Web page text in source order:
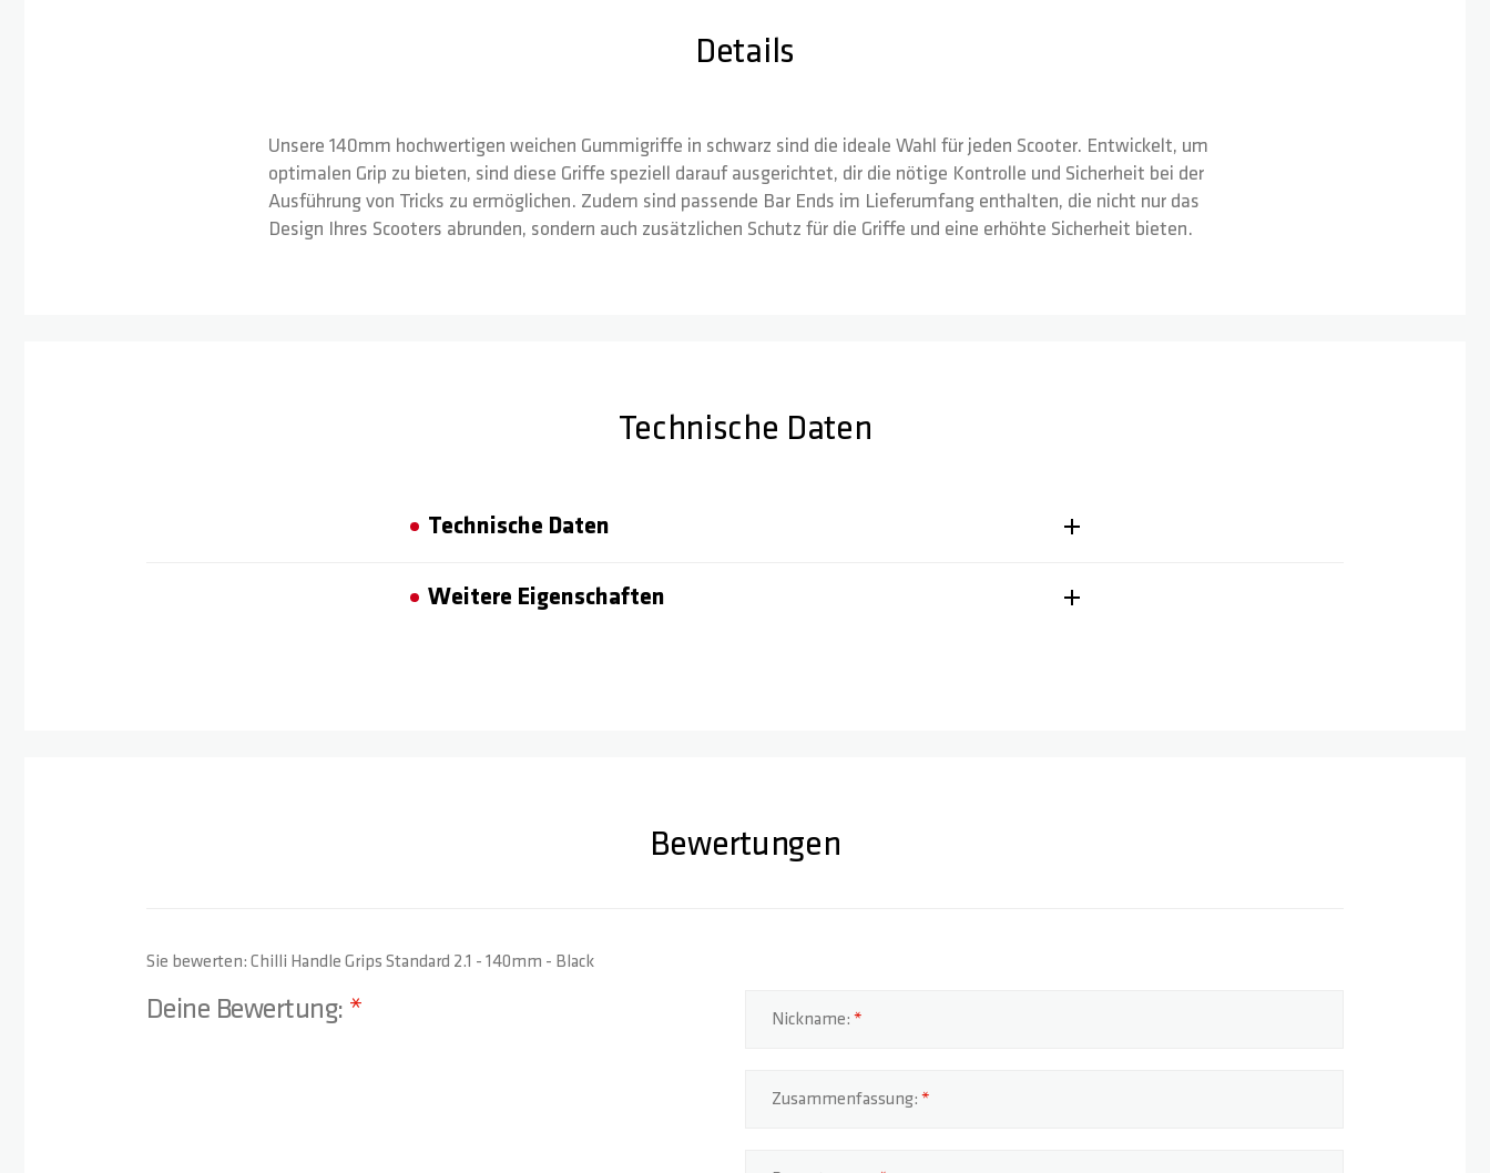
Details
Unsere 140mm hochwertigen weichen Gummigriffe in schwarz sind die ideale Wahl für jeden Scooter. Entwickelt, um
optimalen Grip zu bieten, sind diese Griffe speziell darauf ausgerichtet, dir die nötige Kontrolle und Sicherheit bei der
Ausführung von Tricks zu ermöglichen. Zudem sind passende Bar Ends im Lieferumfang enthalten, die nicht nur das
Design Ihres Scooters abrunden, sondern auch zusätzlichen Schutz für die Griffe und eine erhöhte Sicherheit bieten.
Technische Daten
Technische Daten
Weitere Eigenschaften
Bewertungen
Sie bewerten: Chilli Handle Grips Standard 2.1 - 140mm - Black
Deine Bewertung: Nickname:
Zusammenfassung: